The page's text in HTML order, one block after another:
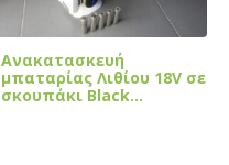
Ανακατασκευή
μπαταρίας Λιθίου 18V σε
σκουπάκι Black…